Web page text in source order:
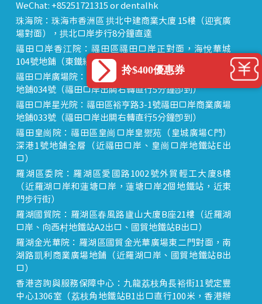
WeChat: +85251721315 or dentalhk
珠海院：珠海市香洲區 拱北中建商業大廈 15樓（迎賓廣
場對面），拱北口岸步行8分鐘直達
福田口岸香江院：福田區福田口岸正對面，海悅華城
104號地鋪（東鐵線落馬洲站出關對面即到）
福田口岸廣場院：福田區裕亨路3-1號福田口岸商業廣場
地鋪034號（福田口岸出關右轉直行5分鐘即到）
福田口岸星光院：福田區裕亨路3-1號福田口岸商業廣場
地鋪033號（福田口岸出關右轉直行5分鐘即到）
福田皇崗院：福田區皇崗口岸皇禦苑（皇城廣場C門）
深港1號地鋪全層（近福田口岸、皇崗口岸地鐵站E出
口）
羅湖區委院：羅湖區愛國路1002號外貿輕工大廈8樓
（近羅湖口岸和蓮塘口岸，蓮塘口岸2個地鐵站，近東
門步行街）
羅湖國貿院：羅湖區春風路廬山大廈B座21樓（近羅湖
口岸、向西村地鐵站A2出口、國貿地鐵站B出口）
羅湖金光華院：羅湖區國貿金光華廣場東二門對面，南
湖路凱利商業廣場地鋪（近羅湖口岸、國貿地鐵站B出
口）
香港咨詢與服務保障中心：九龍荔枝角長裕街11號定豐
中心1306室（荔枝角地鐵站B1出口直行100米，香港辦
拎$400優惠券